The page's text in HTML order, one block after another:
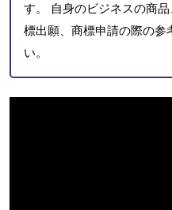
す。 自身のビジネスの商
標出願、商標申請の際の参
い。